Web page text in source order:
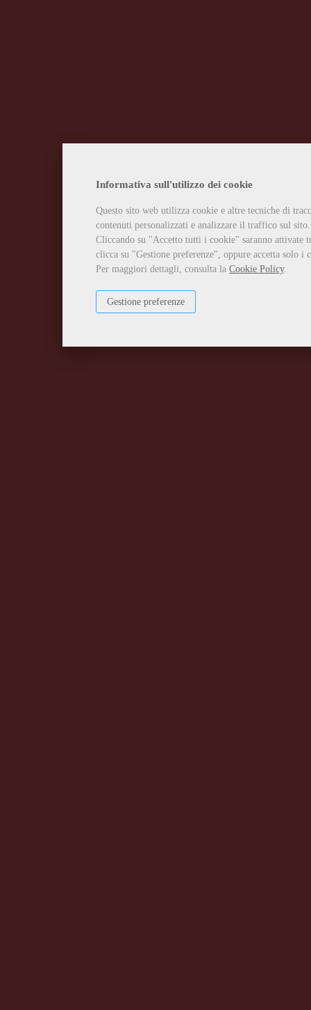
Informativa sull'utilizzo dei cookie
Questo sito web utilizza cookie e altre tecniche di
contenuti personalizzati e analizzare il traffico sul sito.
Cliccando su "Accetto tutti i cookie" saranno attivate
clicca su "Gestione preferenze", oppure accetta solo
Per maggiori dettagli, consulta la Cookie Policy.
Gestione preferenze